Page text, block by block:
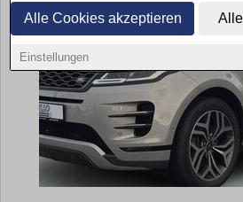
Alle Cookies akzeptieren
Einstellungen